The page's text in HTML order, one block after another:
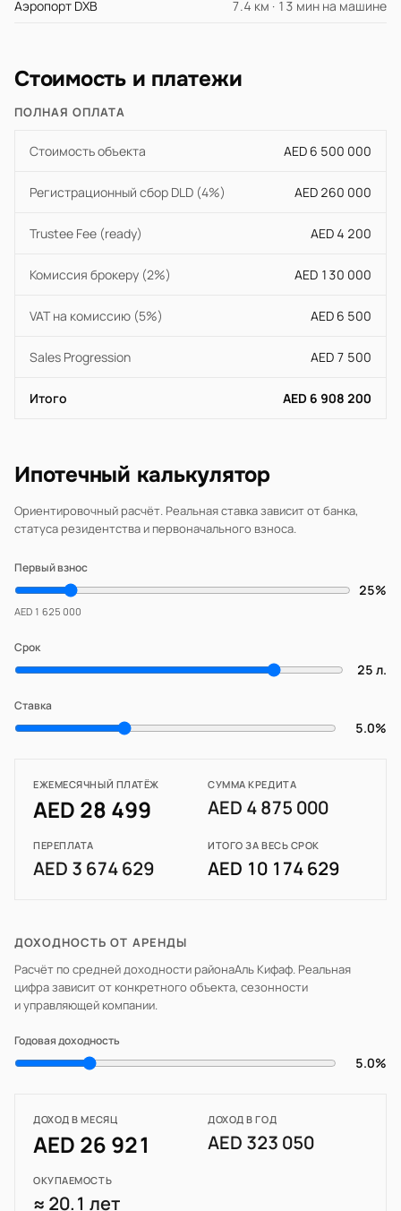
Аэропорт DXB 7.4 км · 13 мин на машине
Стоимость и платежи
ПОЛНАЯ ОПЛАТА
Стоимость объекта AED 6 500 000
Регистрационный сбор DLD (4%) AED 260 000
Trustee Fee (ready) AED 4 200
Комиссия брокеру (2%) AED 130 000
VAT на комиссию (5%) AED 6 500
Sales Progression AED 7 500
Итого AED 6 908 200
Ипотечный калькулятор
Ориентировочный расчёт. Реальная ставка зависит от банка,
статуса резидентства и первоначального взноса.
Первый взнос
25%
AED 1 625 000
Срок
25 л.
Ставка
5.0%
ЕЖЕМЕСЯЧНЫЙ ПЛАТЁЖ
AED 28 499
СУММА КРЕДИТА
AED 4 875 000
ПЕРЕПЛАТА
AED 3 674 629
ИТОГО ЗА ВЕСЬ СРОК
AED 10 174 629
ДОХОДНОСТЬ ОТ АРЕНДЫ
Расчёт по средней доходности районаАль Кифаф. Реальная
цифра зависит от конкретного объекта, сезонности
и управляющей компании.
Годовая доходность
5.0%
ДОХОД В МЕСЯЦ
AED 26 921
ДОХОД В ГОД
AED 323 050
ОКУПАЕМОСТЬ
≈ 20.1 лет